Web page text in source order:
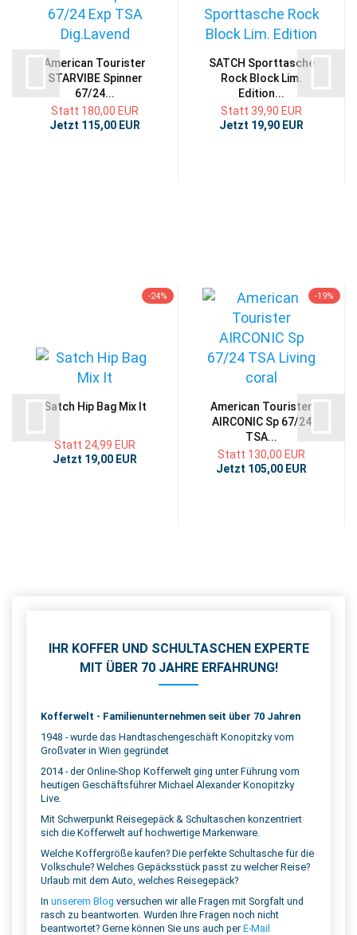
American Tourister
STARVIBE Spinner
67/24...
Statt 180,00 EUR
Jetzt 115,00 EUR
SATCH Sporttasche
Rock Block Lim.
Edition...
Statt 39,90 EUR
Jetzt 19,90 EUR
-24%
Satch Hip Bag Mix It
Statt 24,99 EUR
Jetzt 19,00 EUR
-19%
American Tourister
AIRCONIC Sp 67/24
TSA...
Statt 130,00 EUR
Jetzt 105,00 EUR
IHR KOFFER UND SCHULTASCHEN EXPERTE
MIT ÜBER 70 JAHRE ERFAHRUNG!
Kofferwelt - Familienunternehmen seit über 70 Jahren
1948 - wurde das Handtaschengeschäft Konopitzky vom
Großvater in Wien gegründet
2014 - der Online-Shop Kofferwelt ging unter Führung vom
heutigen Geschäftsführer Michael Alexander Konopitzky
Live.
Mit Schwerpunkt Reisegepäck & Schultaschen konzentriert
sich die Kofferwelt auf hochwertige Markenware.
Welche Koffergröße kaufen? Die perfekte Schultasche für die
Volkschule? Welches Gepäcksstück passt zu welcher Reise?
Urlaub mit dem Auto, welches Reisegepäck?
In unserem Blog versuchen wir alle Fragen mit Sorgfalt und
rasch zu beantworten. Wurden Ihre Fragen noch nicht
beantwortet? Gerne können Sie uns auch per E-Mail